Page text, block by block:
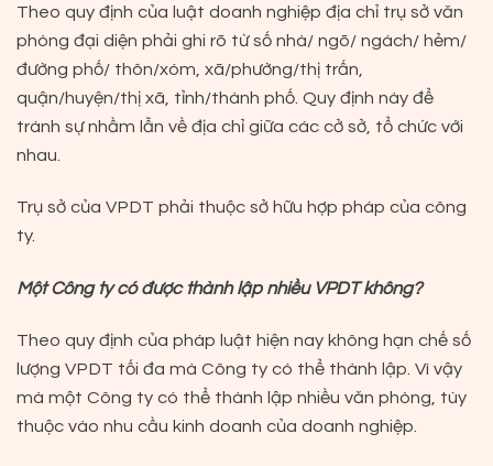
Theo quy định của luật doanh nghiệp địa chỉ trụ sở văn
phòng đại diện phải ghi rõ từ số nhà/ ngõ/ ngách/ hẻm/
đường phố/ thôn/xóm, xã/phường/thị trấn,
quận/huyện/thị xã, tỉnh/thành phố. Quy định này để
tránh sự nhầm lẫn về địa chỉ giữa các cở sở, tổ chức với
nhau.
Trụ sở của VPDT phải thuộc sở hữu hợp pháp của công
ty.
Một Công ty có được thành lập nhiều VPDT không?
Theo quy định của pháp luật hiện nay không hạn chế số
lượng VPDT tối đa mà Công ty có thể thành lập. Vì vậy
mà một Công ty có thể thành lập nhiều văn phòng, tùy
thuộc vào nhu cầu kinh doanh của doanh nghiệp.